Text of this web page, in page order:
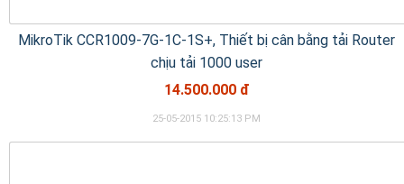
MikroTik CCR1009-7G-1C-1S+, Thiết bị cân bằng tải Router
chịu tải 1000 user
14.500.000 đ
25-05-2015 10:25:13 PM